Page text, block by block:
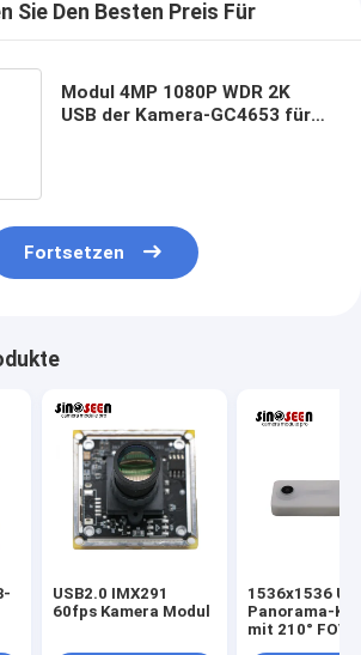
Sie Den Besten Preis Für
Modul 4MP 1080P WDR 2K
USB der Kamera-GC4653 für
Fortsetzen
USB2.0 IMX291
60fps Kamera Modul
1536x1536
Panorama-
mit 210° FOV-